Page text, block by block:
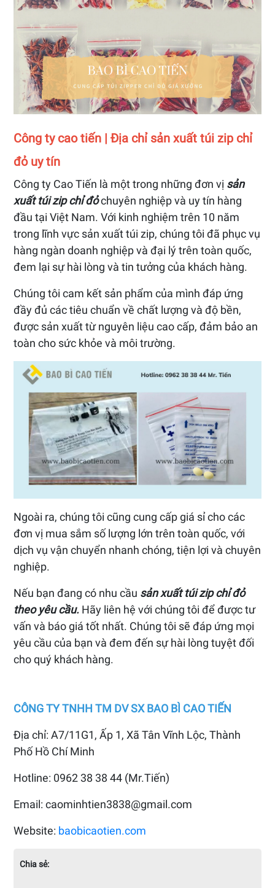
Công ty cao tiến | Địa chỉ sản xuất túi zip chỉ
đỏ uy tín
Công ty Cao Tiến là một trong những đơn vị sản
xuất túi zip chỉ đỏchuyên nghiệp và uy tín hàng
đầu tại Việt Nam. Với kinh nghiệm trên 10 năm
trong lĩnh vực sản xuất túi zip, chúng tôi đã phục vụ
hàng ngàn doanh nghiệp và đại lý trên toàn quốc,
đem lại sự hài lòng và tin tưởng của khách hàng.
Chúng tôi cam kết sản phẩm của mình đáp ứng
đầy đủ các tiêu chuẩn về chất lượng và độ bền,
được sản xuất từ nguyên liệu cao cấp, đảm bảo an
toàn cho sức khỏe và môi trường.
Ngoài ra, chúng tôi cũng cung cấp giá sỉ cho các
đơn vị mua sắm số lượng lớn trên toàn quốc, với
dịch vụ vận chuyển nhanh chóng, tiện lợi và chuyên
nghiệp.
Nếu bạn đang có nhu cầu sản xuất túi zip chỉ đỏ
theo yêu cầu. Hãy liên hệ với chúng tôi để được tư
vấn và báo giá tốt nhất. Chúng tôi sẽ đáp ứng mọi
yêu cầu của bạn và đem đến sự hài lòng tuyệt đối
cho quý khách hàng.
CÔNG TY TNHH TM DV SX BAO BÌ CAO TIẾN
Địa chỉ: A7/11G1, Ấp 1, Xã Tân Vĩnh Lộc, Thành
Phố Hồ Chí Minh
Hotline: 0962 38 38 44 (Mr.Tiến)
Email: caominhtien3838@gmail.com
Website: baobicaotien.com
Chia sẻ: